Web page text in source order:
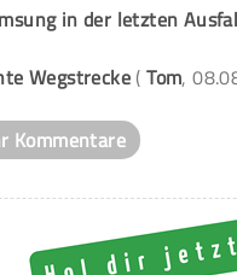
in der letzten
Wegstrecke (Tom,
Kommentare